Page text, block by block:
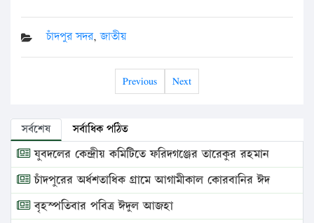
চাঁদপুর সদর,জাতীয়
Previous Next
সর্বশেষ সর্বাধিক পঠিত
যুবদলের কেন্দ্রীয় কমিটিতে ফরিদগঞ্জের তারেকুর রহমান
চাঁদপুরের অর্ধশতাধিক গ্রামে আগামীকাল কোরবানির ঈদ
বৃহস্পতিবার পবিত্র ঈদুল আজহা